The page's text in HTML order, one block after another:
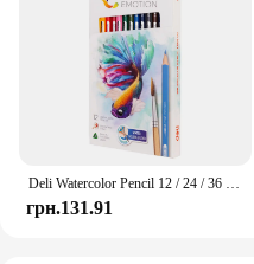
грн.131.91